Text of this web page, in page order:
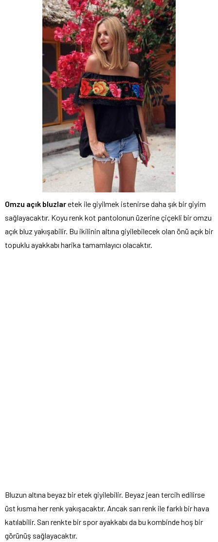
Omzu açık bluzlaretek ile giyilmek istenirse daha şık bir giyim
sağlayacaktır. Koyu renk kot pantolonun üzerine çiçekli bir omzu
açık bluz yakışabilir. Bu ikilinin altına giyilebilecek olan önü açık bir
topuklu ayakkabı harika tamamlayıcı olacaktır.
Bluzun altına beyaz bir etek giyilebilir. Beyaz jean tercih edilirse
üst kısma her renk yakışacaktır. Ancak sarı renk ile farklı bir hava
katılabilir. Sarı renkte bir spor ayakkabı da bu kombinde hoş bir
görünüş sağlayacaktır.